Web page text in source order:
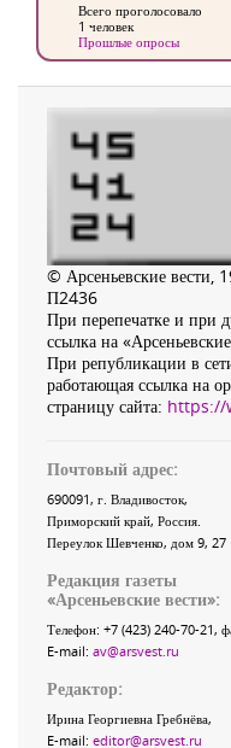
Всего проголосовало
1 человек
Прошлые опросы
© Арсеньевские
П2436
При перепечатке и при
ссылка на
При републикации в
работающая ссылка на
страницу сайта: https://
Почтовый адрес:
690091, г. Владивосток,
Приморский край, Россия
Переулок Шевченко, дом 9, 27
Редакция газеты
«Арсеньевские вести»:
Телефон: +7 (423) 240-70-21,
E-mail: av@arsvest.ru
Редактор:
Ирина Георгиевна Гребнёва,
E-mail: editor@arsvest.ru